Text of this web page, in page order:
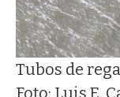
Tubos de
Foto: Luis E.